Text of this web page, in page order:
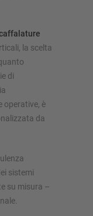
la scelta
di
operative, è
da
sistemi
su misura –